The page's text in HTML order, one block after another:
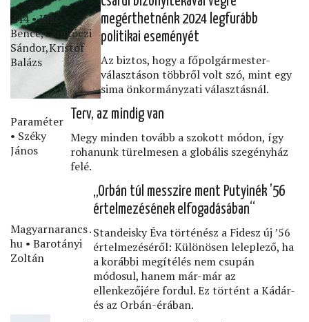
444 • Kiss
Bence,Czinkóczi
Sándor,Kristóf
Balázs
megérthetnénk 2024 legfurább
politikai eseményét
Az biztos, hogy a főpolgármester-
választáson többről volt szó, mint egy
sima önkormányzati választásnál.
Paraméter
• Széky
János
Terv, az mindig van
Megy minden tovább a szokott módon, így
rohanunk türelmesen a globális szegényház
felé.
Magyarnarancs․
hu • Barotányi
Zoltán
„Orbán túl messzire ment Putyinék ’56
értelmezésének elfogadásában“
Standeisky Éva történész a Fidesz új ’56
értelmezéséről: Különösen leleplező, ha
a korábbi megítélés nem csupán
módosul, hanem már-már az
ellenkezőjére fordul. Ez történt a Kádár-
és az Orbán-érában.